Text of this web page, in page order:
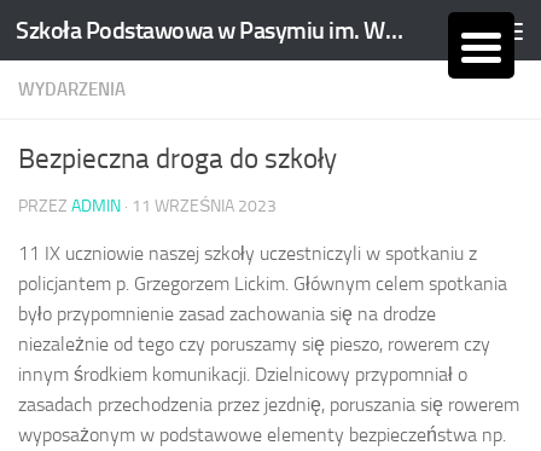
Skip to content Szkoła Podstawowa w Pasymiu im. Wojciecha Kętrzyńskiego
WYDARZENIA
Bezpieczna droga do szkoły
PRZEZ ADMIN · 11 WRZEŚNIA 2023
11 IX uczniowie naszej szkoły uczestniczyli w spotkaniu z
policjantem p. Grzegorzem Lickim. Głównym celem spotkania
było przypomnienie zasad zachowania się na drodze
niezależnie od tego czy poruszamy się pieszo, rowerem czy
innym środkiem komunikacji. Dzielnicowy przypomniał o
zasadach przechodzenia przez jezdnię, poruszania się rowerem
wyposażonym w podstawowe elementy bezpieczeństwa np.